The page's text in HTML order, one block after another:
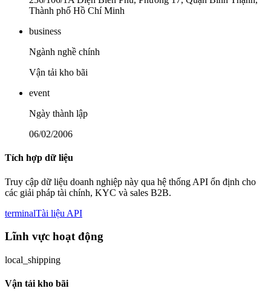
Thành phố Hồ Chí Minh
business
Ngành nghề chính
Vận tải kho bãi
event
Ngày thành lập
06/02/2006
Tích hợp dữ liệu
Truy cập dữ liệu doanh nghiệp này qua hệ thống API ổn định cho
các giải pháp tài chính, KYC và sales B2B.
terminalTài liệu API
Lĩnh vực hoạt động
local_shipping
Vận tải kho bãi